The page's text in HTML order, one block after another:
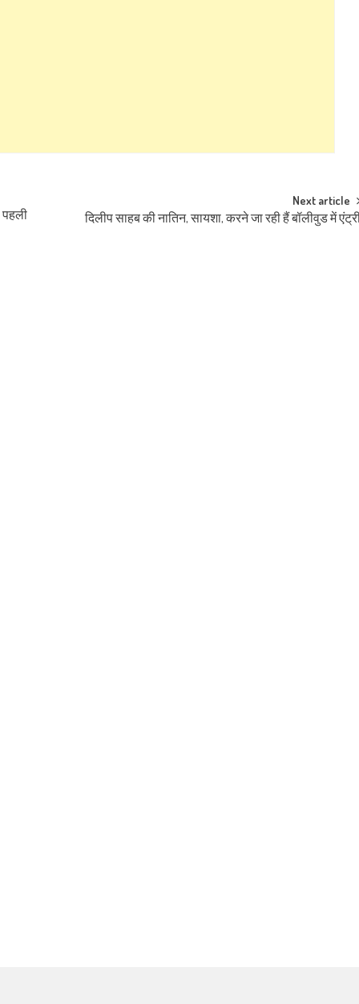
पहली
Next article
दिलीप साहब की नातिन, सायशा, करने जा रही हैं बॉलीवुड में